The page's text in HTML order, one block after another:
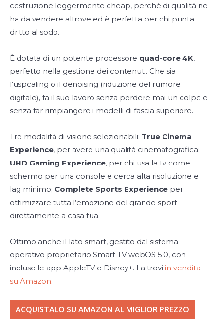
costruzione leggermente cheap, perché di qualità ne
ha da vendere altrove ed è perfetta per chi punta
dritto al sodo.
È dotata di un potente processore quad-core 4K,
perfetto nella gestione dei contenuti. Che sia
l’uspcaling o il denoising (riduzione del rumore
digitale), fa il suo lavoro senza perdere mai un colpo e
senza far rimpiangere i modelli di fascia superiore.
Tre modalità di visione selezionabili: True Cinema
Experience, per avere una qualità cinematografica;
UHD Gaming Experience, per chi usa la tv come
schermo per una console e cerca alta risoluzione e
lag minimo; Complete Sports Experience per
ottimizzare tutta l’emozione del grande sport
direttamente a casa tua.
Ottimo anche il lato smart, gestito dal sistema
operativo proprietario Smart TV webOS 5.0, con
incluse le app AppleTV e Disney+. La trovi in vendita
su Amazon.
ACQUISTALO SU AMAZON AL MIGLIOR PREZZO